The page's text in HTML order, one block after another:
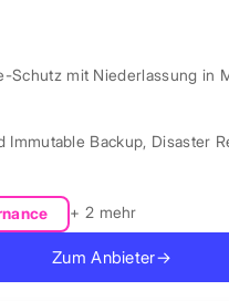
Schutz mit Niederlassung in
Immutable Backup, Disaster
+ 2 mehr
Zum Anbieter→